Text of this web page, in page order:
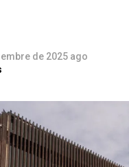
de 2025 ago